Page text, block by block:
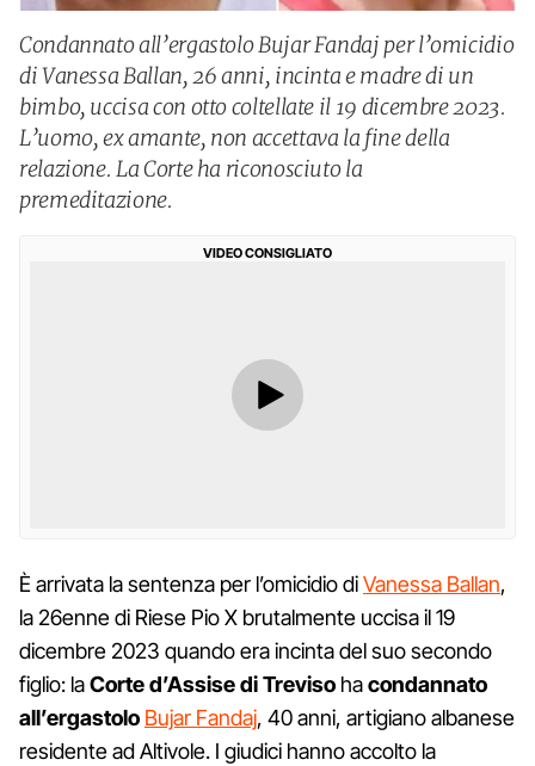
Condannato all’ergastolo Bujar Fandaj per l’omicidio
di Vanessa Ballan, 26 anni, incinta e madre di un
bimbo, uccisa con otto coltellate il 19 dicembre 2023.
L’uomo, ex amante, non accettava la fine della
relazione. La Corte ha riconosciuto la
premeditazione.
VIDEO CONSIGLIATO
È arrivata la sentenza per l’omicidio diVanessa Ballan,
la 26enne di Riese Pio X brutalmente uccisa il 19
dicembre 2023 quando era incinta del suo secondo
figlio: laCorte d’Assise di Treviso hacondannato
all’ergastolo Bujar Fandaj, 40 anni, artigiano albanese
residente ad Altivole. I giudici hanno accolto la